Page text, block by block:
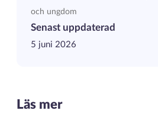
och ungdom
Senast uppdaterad
5 juni 2026
Läs mer